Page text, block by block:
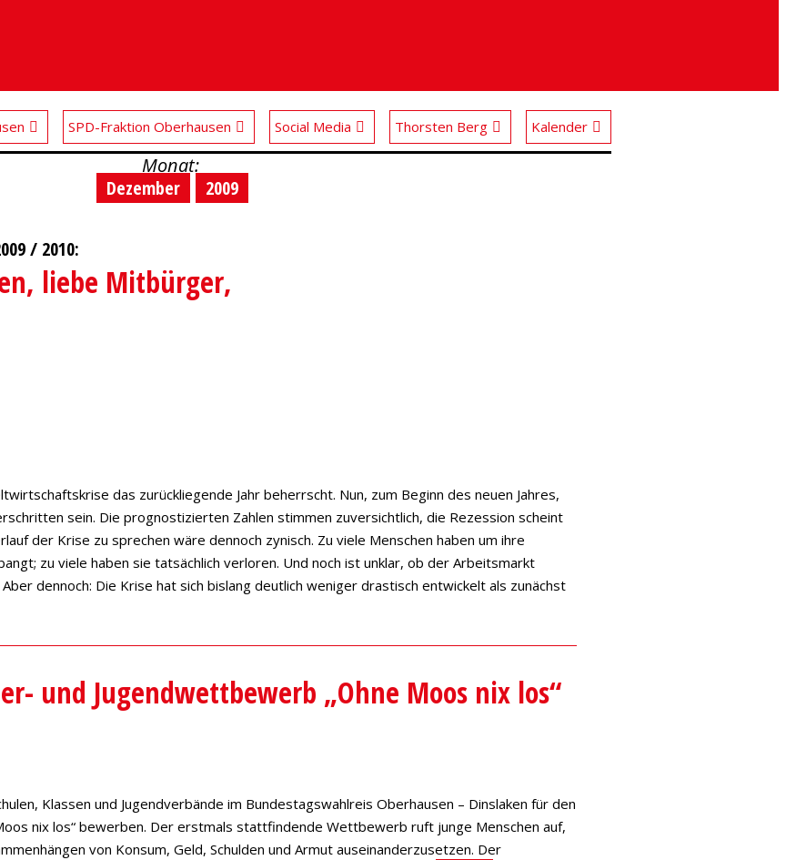
SPD-Fraktion Oberhausen Social Media Thorsten Berg Kalender
Monat:
Dezember
2009
/ 2010:
liebe Mitbürger,
das zurückliegende Jahr beherrscht. Nun, zum Beginn des neuen Jahres,
sein. Die prognostizierten Zahlen stimmen zuversichtlich, die Rezession scheint
der Krise zu sprechen wäre dennoch zynisch. Zu viele Menschen haben um ihre
zu viele haben sie tatsächlich verloren. Und noch ist unklar, ob der Arbeitsmarkt
dennoch: Die Krise hat sich bislang deutlich weniger drastisch entwickelt als zunächst
und Jugendwettbewerb „Ohne Moos nix los“
Klassen und Jugendverbände im Bundestagswahlreis Oberhausen – Dinslaken für den
nix los“ bewerben. Der erstmals stattfindende Wettbewerb ruft junge Menschen auf,
von Konsum, Geld, Schulden und Armut auseinanderzusetzen. Der